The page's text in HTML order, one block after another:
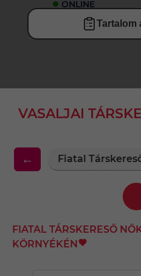
ONLINE
Tartalom
VASALJAI
← Fiatal
FIATAL TÁRSKERESŐ
KÖRNYÉKÉN